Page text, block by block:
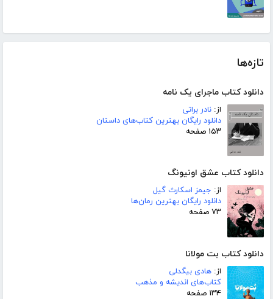
تازه‌ها
دانلود کتاب ماجرای یک نامه
از: نادر براتی
دانلود رایگان بهترین کتاب‌های داستان
۱۵۳ صفحه
دانلود کتاب عشق اونیونگ
از: جیمز اسکارث گیل
دانلود رایگان بهترین رمان‌ها
۷۳ صفحه
دانلود کتاب بت مولانا
از: هادی بیگدلی
کتاب‌های اندیشه و مذهب
۱۳۴ صفحه